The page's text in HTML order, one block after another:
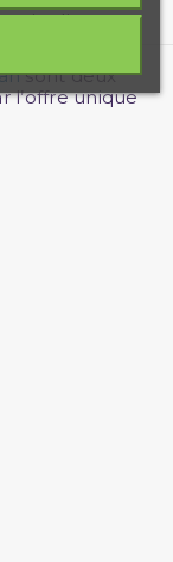
Avis clients
sont deux
l’offre unique